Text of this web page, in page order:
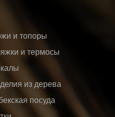
и топоры
и термосы
из дерева
посуда